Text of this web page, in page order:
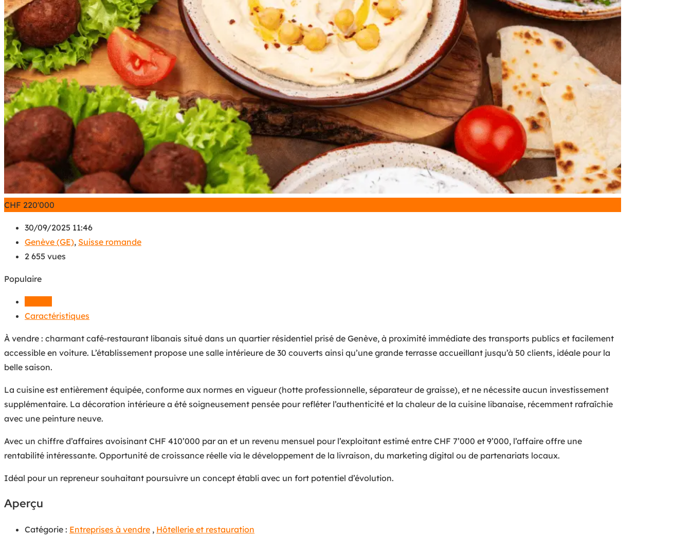
CHF 220'000
30/09/2025 11:46
Genève (GE), Suisse romande
2 655 vues
Populaire
Caractéristiques
À vendre : charmant café-restaurant libanais situé dans un quartier résidentiel prisé de Genève, à proximité immédiate des transports publics et facilement
accessible en voiture. L’établissement propose une salle intérieure de 30 couverts ainsi qu’une grande terrasse accueillant jusqu’à 50 clients, idéale pour la
belle saison.
La cuisine est entièrement équipée, conforme aux normes en vigueur (hotte professionnelle, séparateur de graisse), et ne nécessite aucun investissement
supplémentaire. La décoration intérieure a été soigneusement pensée pour refléter l’authenticité et la chaleur de la cuisine libanaise, récemment rafraîchie
avec une peinture neuve.
Avec un chiffre d’affaires avoisinant CHF 410’000 par an et un revenu mensuel pour l’exploitant estimé entre CHF 7’000 et 9’000, l’affaire offre une
rentabilité intéressante. Opportunité de croissance réelle via le développement de la livraison, du marketing digital ou de partenariats locaux.
Idéal pour un repreneur souhaitant poursuivre un concept établi avec un fort potentiel d’évolution.
Aperçu
Catégorie : Entreprises à vendre , Hôtellerie et restauration